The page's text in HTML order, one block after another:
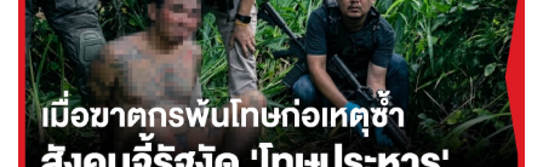
ชีวิตจากการสูบบุหรี่ในแต่ละปี ขณะที่งานวิจัยอีกชิ้นหนึ่งชี้ว่า
ฝุ่นละอองขนาดเล็กอย่าง PM2.5 เพียงสาเหตุเดียว นำไปสู่
การเป็นมะเร็งปอดในผู้ป่วยกว่า 2.5 แสนรายต่อปี โดยอนุภาค
ขนาดเล็กเหล่านี้ส่วนใหญ่เกิดจากการเผาไหม้ของเชื้อเพลิง
ฟอสซิล